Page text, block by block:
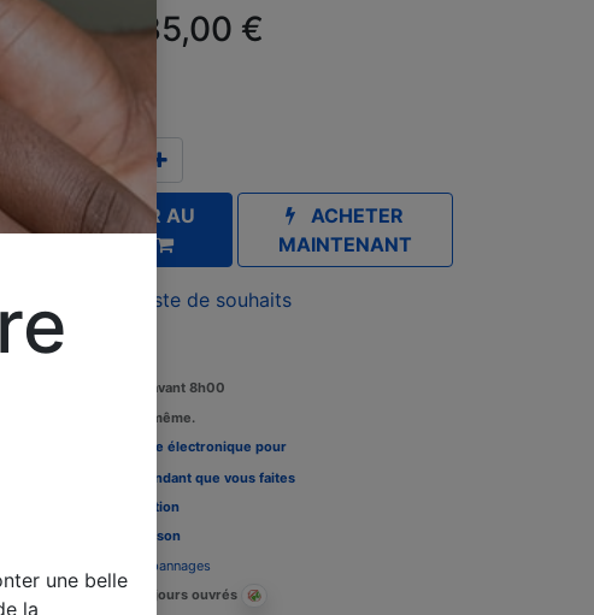
Offre : 35,00 €
AJOUTER AU
ACHETER
MAINTENANT
Ajouter à la liste de souhaits
Commandez avant 8h00
Expédition le jour même.
Louez une carte électronique pour
votre télévision pendant que vous faites
option
Délais de livraison
Assistance dépannages
Livraison : 2-3 jours ouvrés
une belle
la